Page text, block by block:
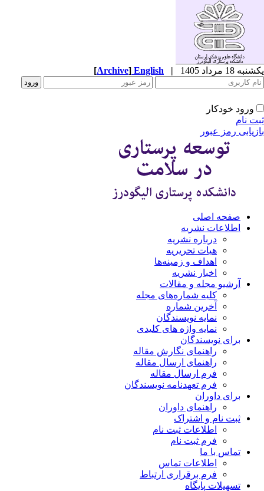
18 مرداد 1405 |
English
[Archive]
ورود خودکار
نام
رمز عبور
صفحه اصلی
اطلاعات نشریه
درباره نشریه
هیات تحریریه
اهداف و زمینه‌ها
اخبار نشریه
آرشیو مجله و مقالات
کلیه شماره‌های مجله
آخرین شماره
نمایه نویسندگان
نمایه واژه های کلیدی
برای نویسندگان
راهنمای نگارش مقاله
راهنمای ارسال مقاله
فرم ارسال مقاله
فرم تعهدنامه نویسندگان
برای داوران
راهنمای داوران
ثبت نام و اشتراک
اطلاعات ثبت نام
فرم ثبت نام
تماس با ما
اطلاعات تماس
فرم برقراری ارتباط
تسهیلات پایگاه